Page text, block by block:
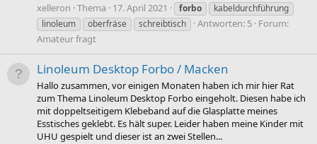
xelleron Thema 17. April 2021 forbo
kabeldurchführung
linoleum
oberfräse schreibtisch Antworten: 5 Forum:
Amateur fragt
Linoleum Desktop Forbo / Macken
Hallo zusammen, vor einigen Monaten haben ich mir hier Rat
zum Thema Linoleum Desktop Forbo eingeholt. Diesen habe ich
mit doppeltseitigem Klebeband auf die Glasplatte meines
Esstisches geklebt. Es hält super. Leider haben meine Kinder mit
UHU gespielt und dieser ist an zwei Stellen...